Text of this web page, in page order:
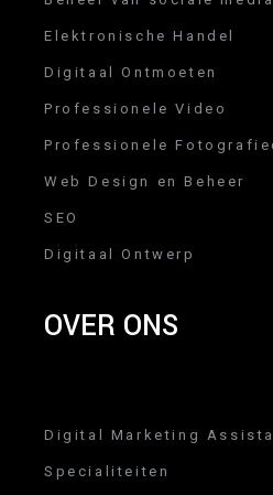
Elektronische Handel
Digitaal Ontmoeten
Professionele Video
Professionele
Web Design en Beheer
SEO
Digitaal Ontwerp
OVER ONS
Digital Marketing
Specialiteiten